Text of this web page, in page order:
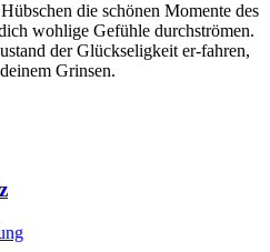
die schönen Momente des
wohlige Gefühle durchströmen.
der Glückseligkeit er-fahren,
Grinsen.